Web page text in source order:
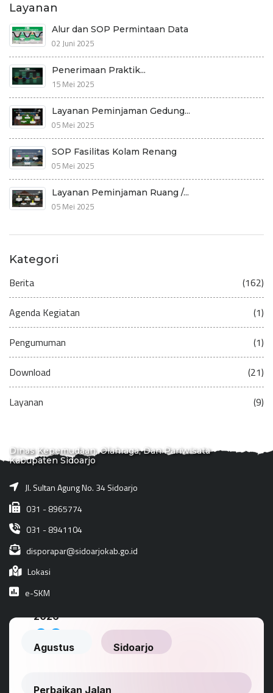
Layanan
Alur dan SOP Permintaan Data
02 Juni 2025
Penerimaan Praktik...
15 Mei 2025
Layanan Peminjaman Gedung...
05 Mei 2025
SOP Fasilitas Kolam Renang
05 Mei 2025
Layanan Peminjaman Ruang /...
05 Mei 2025
Kategori
Berita (162)
Agenda Kegiatan (1)
Pengumuman (1)
Download (21)
Layanan (9)
Dinas Kepemudaan, Olahraga, Dan Pariwisata
Kabupaten Sidoarjo
Jl. Sultan Agung No. 34 Sidoarjo
031 - 8965774
031 - 8941104
disporapar@sidoarjokab.go.id
Lokasi
e-SKM